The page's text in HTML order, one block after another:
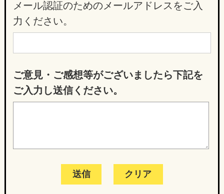
メール認証のためのメールアドレスをご入
力ください。
ご意見・ご感想等がございましたら下記を
ご入力し送信ください。